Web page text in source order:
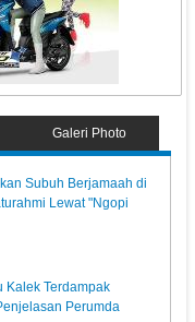
Galeri Photo
Subuh Berjamaah di
Lewat "Ngopi
Kalek Terdampak
Perumda